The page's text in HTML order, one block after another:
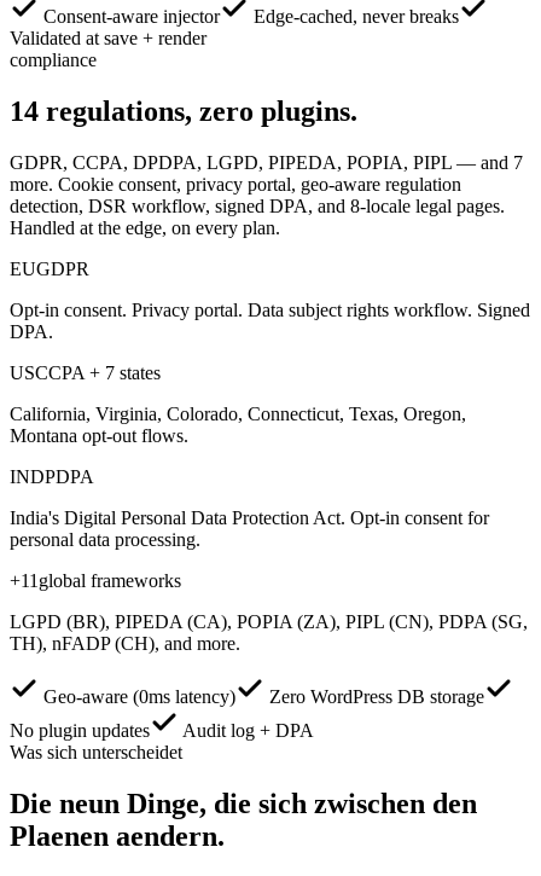
Consent-aware injector
Edge-cached, never breaks
Validated at save + render
compliance
14 regulations, zero plugins.
GDPR, CCPA, DPDPA, LGPD, PIPEDA, POPIA, PIPL — and 7
more. Cookie consent, privacy portal, geo-aware regulation
detection, DSR workflow, signed DPA, and 8-locale legal pages.
Handled at the edge, on every plan.
EUGDPR
Opt-in consent. Privacy portal. Data subject rights workflow. Signed
DPA.
USCCPA + 7 states
California, Virginia, Colorado, Connecticut, Texas, Oregon,
Montana opt-out flows.
INDPDPA
India's Digital Personal Data Protection Act. Opt-in consent for
personal data processing.
+11 global frameworks
LGPD (BR), PIPEDA (CA), POPIA (ZA), PIPL (CN), PDPA (SG,
TH), nFADP (CH), and more.
Geo-aware (0ms latency)
Zero WordPress DB storage
No plugin updates
Audit log + DPA
Was sich unterscheidet
Die neun Dinge, die sich zwischen den
Plaenen aendern.